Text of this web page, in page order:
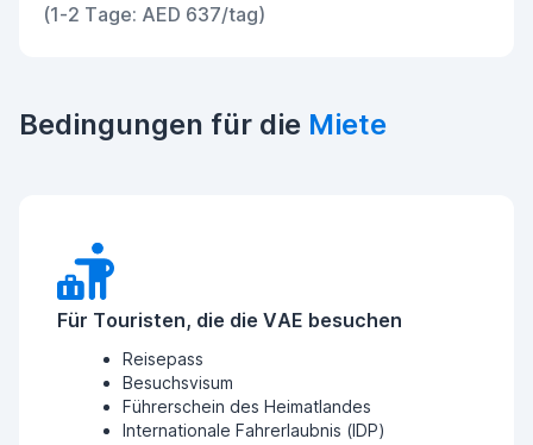
(1-2 Tage: AED 637/tag)
Bedingungen für die Miete
Für Touristen, die die VAE besuchen
Reisepass
Besuchsvisum
Führerschein des Heimatlandes
Internationale Fahrerlaubnis (IDP)